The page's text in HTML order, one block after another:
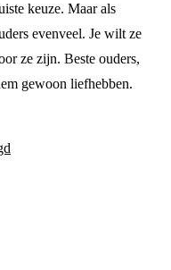
keuze. Maar als
evenveel. Je wilt ze
ze zijn. Beste ouders,
gewoon liefhebben.